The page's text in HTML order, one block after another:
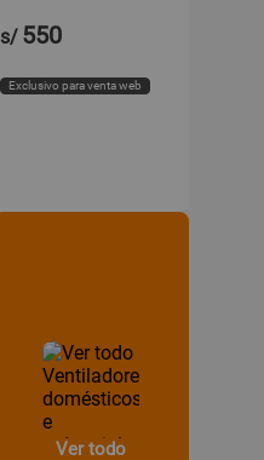
s/ 550
Exclusivo para venta web
Ver todo